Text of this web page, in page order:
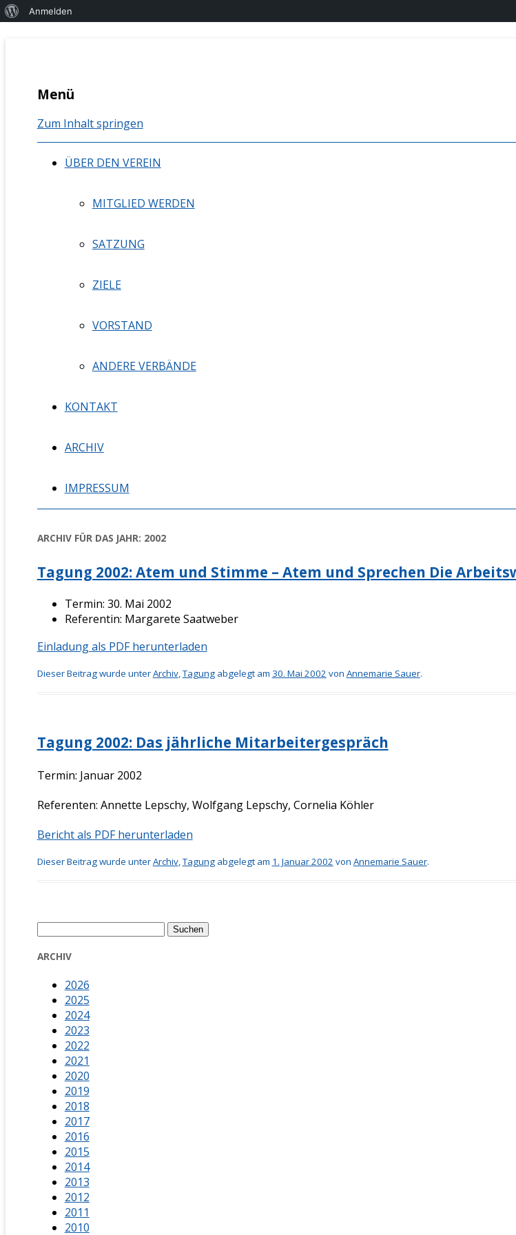
bmk nrw
Menü
Zum Inhalt springen
ÜBER DEN VEREIN
MITGLIED WERDEN
SATZUNG
ZIELE
VORSTAND
ANDERE VERBÄNDE
KONTAKT
ARCHIV
IMPRESSUM
ARCHIV FÜR DAS JAHR: 2002
Tagung 2002: Atem und Stimme – Atem und Sprechen Die
Termin: 30. Mai 2002
Referentin: Margarete Saatweber
Einladung als PDF herunterladen
Dieser Beitrag wurde unterArchiv,Tagungabgelegt am 30. Mai 2002 von Annemarie Sauer.
Tagung 2002: Das jährliche Mitarbeitergespräch
Termin: Januar 2002
Referenten: Annette Lepschy, Wolfgang Lepschy, Cornelia Köhler
Bericht als PDF herunterladen
Dieser Beitrag wurde unterArchiv,Tagungabgelegt am 1. Januar 2002 von Annemarie Sauer.
Suchen
ARCHIV
2026
2025
2024
2023
2022
2021
2020
2019
2018
2017
2016
2015
2014
2013
2012
2011
2010
Über
Anmelden